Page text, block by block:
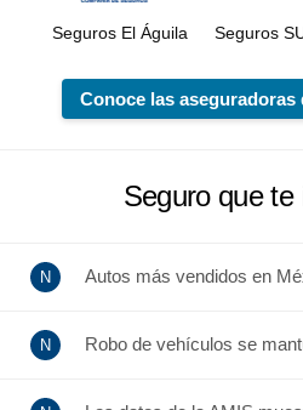
Seguros El Águila Seguros
Conoce las aseguradoras
Seguro que te
Autos más vendidos en
Robo de vehículos se